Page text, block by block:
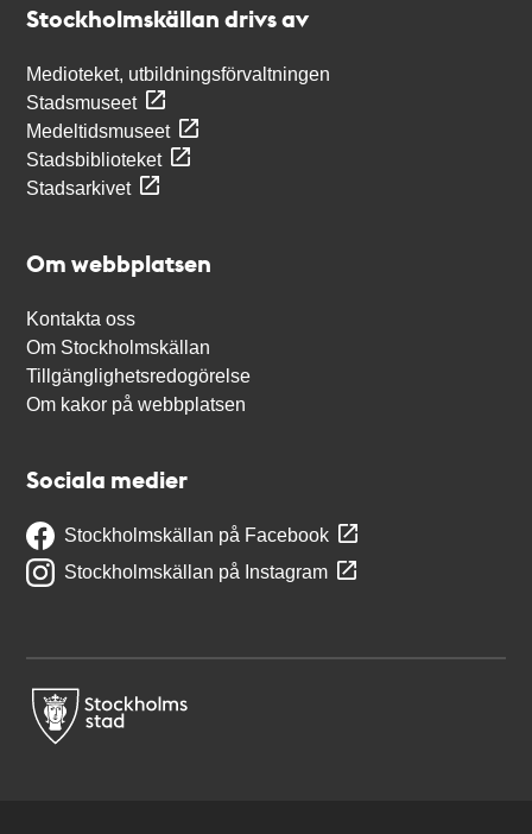
Stockholmskällan drivs av
Medioteket, utbildningsförvaltningen
Stadsmuseet
Medeltidsmuseet
Stadsbiblioteket
Stadsarkivet
Om webbplatsen
Kontakta oss
Om Stockholmskällan
Tillgänglighetsredogörelse
Om kakor på webbplatsen
Sociala medier
Stockholmskällan på Facebook
Stockholmskällan på Instagram